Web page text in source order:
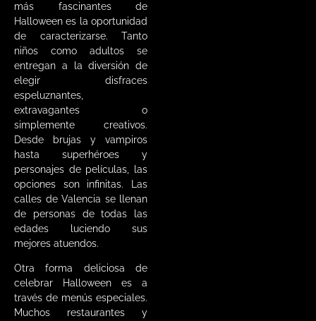
más fascinantes de
Halloween es la oportunidad
de caracterizarse. Tanto
niños como adultos se
entregan a la diversión de
elegir disfraces
espeluznantes,
extravagantes o
simplemente creativos.
Desde brujas y vampiros
hasta superhéroes y
personajes de películas, las
opciones son infinitas. Las
calles de Valencia se llenan
de personas de todas las
edades luciendo sus
mejores atuendos.
Otra forma deliciosa de
celebrar Halloween es a
través de menús especiales.
Muchos restaurantes y